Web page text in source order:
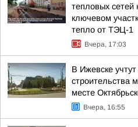
тепловых сетей
ключевом
тепло от ТЭЦ-1
Вчера, 17:03
В Ижевске
строительства
месте
Вчера, 16:55